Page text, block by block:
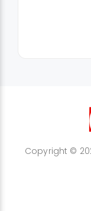
Copyright ©